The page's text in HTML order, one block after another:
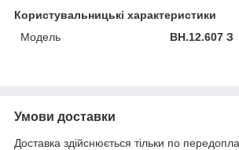
Користувальницькі характеристики
Модель
ВН.12.607 З
Умови доставки
Доставка здійснюється тільки по